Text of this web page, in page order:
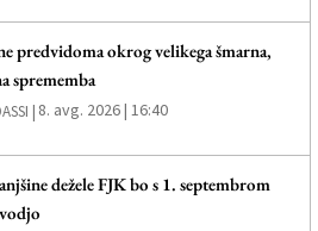
predvidoma okrog velikega šmarna,
sprememba
| 8. avg. 2026 | 16:40
dežele FJK bo s 1. septembrom